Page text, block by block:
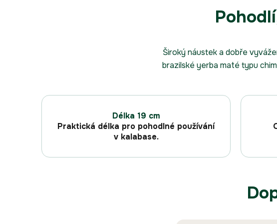
Široký náustek a dobře
brazilské yerba maté typu
Délka 19 cm
Praktická délka pro pohodlné používání
v kalabase.